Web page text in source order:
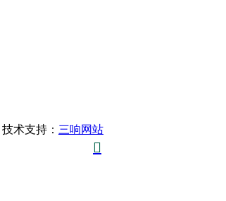
技术支持： 三响网站
